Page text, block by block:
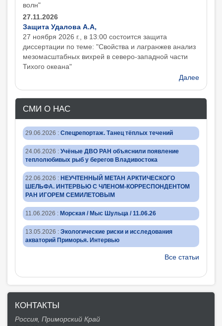
волн"
27.11.2026
Защита Удалова А.А,
27 ноября 2026 г., в 13:00 состоится защита
диcсертации по теме: "Свойства и лагранжев анализ
мезомасштабных вихрей в северо-западной части
Тихого океана"
Далее
СМИ О НАС
29.06.2026 : Спецрепортаж. Танец тёплых течений
24.06.2026 : Учёные ДВО РАН объяснили появление
теплолюбивых рыб у берегов Владивостока
22.06.2026 : НЕУЧТЕННЫЙ МЕТАН АРКТИЧЕСКОГО
ШЕЛЬФА. ИНТЕРВЬЮ С ЧЛЕНОМ-КОРРЕСПОНДЕНТОМ
РАН ИГОРЕМ СЕМИЛЕТОВЫМ
11.06.2026 : Морская / Мыс Шульца / 11.06.26
13.05.2026 : Экологические риски и исследования
акваторий Приморья. Интервью
Все статьи
КОНТАКТЫ
Россия, Приморский Край